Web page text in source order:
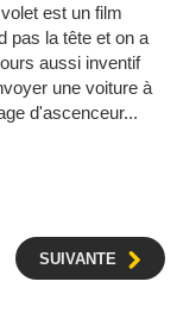
est un film
pas la tête et on a
aussi inventif
une voiture à
d'ascenceur...
SUIVANTE